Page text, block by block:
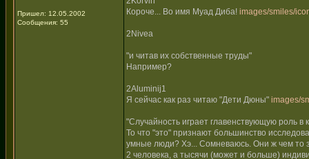
Пришел: 12.05.2002
Сообщения: 55
Короче... Во имя Муад Диба! images/smiles/
2Nivea
"и читав их собственные труды"
Например?
2Aluminij1
Я сейчас как раз читаю "Дети Дюны" images/
"Случайность играет главенствующую роль
То что "это" признают большинство
умные люди? Хэ... Сомневаюсь. Они ж чем то
2 человека, а тысячи (может и больше)